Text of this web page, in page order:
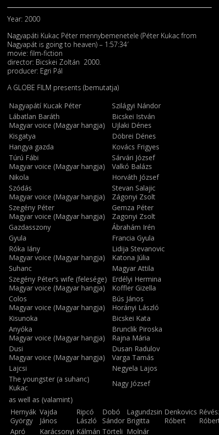
Year: 2000
Nagyapáti Kukac Péter mennybemenetele (Péter Kukac from
Nagyapát is going to heaven) – 1:57:34′
movie: film-fiction
director: Bicskei Zoltán 2000.
producer: Egri Pál
A GLOBE FILM presents (bemutatja)
Nagyapátí Kucak Péter
Szilágyi Nándor
Lábatlan Baráth
Magyar voice (Magyar hangja)
Bicskei István
Ujlaki Dénes
Kisgatya
Döbrei Dénes
Hangya gazda
Kovács Frigyes
Túrú Fábi
Magyar voice (Magyar hangja)
Sárvári József
Valkó Balázs
Nikola
Horváth József
Szódás
Magyar voice (Magyar hangja)
Stevan Salajic
Zágonyi Zsolt
Szegény Péter
Magyar voice (Magyar hangja)
Gemza Péter
Zagonyi Zsolt
Gazdasszony
Ábrahám Irén
Gyula
Francia Gyula
Róka Iány
Magyar voice (Magyar hangja)
Lidija Stevanovic
Katona Júlia
Suhanc
Magyar Attila
Szegény Péter‘s wife (felesége)
Magyar voice (Magyar hangja)
Erdélyi Hermina
Koffler Gizella
Colos
Magyar voice (Magyar hangja)
Bús János
Horányi László
Kisunoka
Bicskei Kata
Anyóka
Magyar voice (Magyar hangja)
Brunclik Piroska
Rajna Mária
Dusi
Magyar voice (Magyar hangja)
Dusan Radulov
Varga Tamás
Lajcsi
Negyela Lajos
The youngster (a suhanc)
Kukac
Nagy József
as well as (valamint)
Hernyák
György
Vajda
János
Ripcó
László
Dobó
Sándor
Lagundzsin
Brigitta
Denkovics
Róbert
Apró
Karácsonyi Kálmán Törteli Molnár